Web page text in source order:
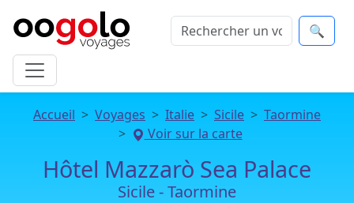
🔍
Accueil Voyages Italie Sicile
Taormine
Voir sur la carte
Hôtel Mazzarò Sea Palace
Sicile - Taormine